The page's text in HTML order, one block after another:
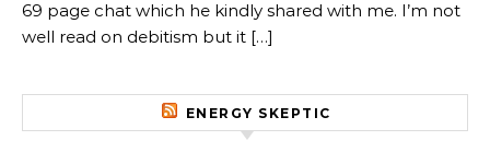
69 page chat which he kindly shared with me. I’m not
well read on debitism but it […]
ENERGY SKEPTIC